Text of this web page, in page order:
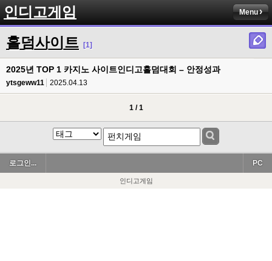
인디고게임 Menu
홀덤사이트 [1]
2025년 TOP 1 카지노 사이트인디고홀덤대회 – 안정성과
ytsgeww11 2025.04.13
1 / 1
로그인... PC
인디고게임